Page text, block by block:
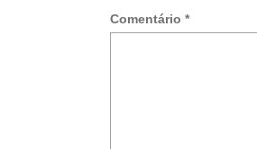
Comentário *